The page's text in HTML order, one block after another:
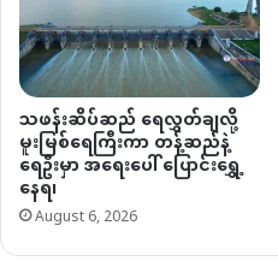
သဖန်းဆိပ်ဆည် ရေလွှတ်ချလို့
မူးမြစ်ရေကြီးကာ တန့်ဆည်နဲ့
ရေဦးမှာ အရေးပေါ် ပြောင်းရွှေ့
နေရ၊
August 6, 2026